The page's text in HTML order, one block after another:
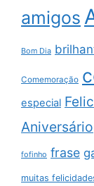
amigos
Bom Dia
Comemoração
especial
Aniversário
fofinho frase
muitas